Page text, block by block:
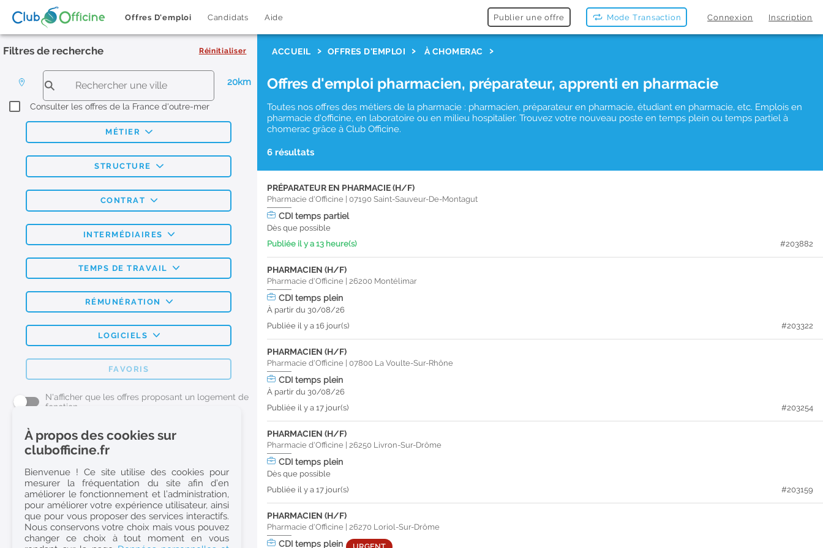
Offres D'emploi Candidats Aide Publier une offre Mode Transaction Connexion Inscription
Filtres de recherche Réinitialiser
20km
Consulter les offres de la France d'outre-mer
MÉTIER
STRUCTURE
CONTRAT
INTERMÉDIAIRES
TEMPS DE TRAVAIL
RÉMUNÉRATION
LOGICIELS
FAVORIS
N'afficher que les offres proposant un logement de
fonction
L'emploi Pharmacie par métier
Pharmacien (H/F)
Préparateur en Pharmacie (H/F)
Etudiant en Pharmacie (H/F)
Etudiant en Pharmacie 6e année validée (H/F)
Conseiller Dermo Cosmetique - Esthéticienne (H/F)
ACCUEIL OFFRES D'EMPLOI À CHOMERAC
Offres d'emploi pharmacien, préparateur, apprenti en pharmacie
Toutes nos offres des métiers de la pharmacie : pharmacien, préparateur en pharmacie, étudiant en pharmacie, etc. Emplois en
pharmacie d'officine, en laboratoire ou en milieu hospitalier. Trouvez votre nouveau poste en temps plein ou temps partiel à
chomerac grâce à Club Officine.
6 résultats
PRÉPARATEUR EN PHARMACIE (H/F)
Pharmacie d'Officine |07190Saint-Sauveur-De-Montagut
CDItemps partiel
Dès que possible
Publiée il y a 13 heure(s)
#203882
PHARMACIEN (H/F)
Pharmacie d'Officine |26200 Montélimar
CDItemps plein
À partir du 30/08/26
Publiée il y a 16 jour(s)
#203322
PHARMACIEN (H/F)
Pharmacie d'Officine |07800 La Voulte-Sur-Rhône
CDItemps plein
À partir du 30/08/26
Publiée il y a 17 jour(s)
#203254
PHARMACIEN (H/F)
Pharmacie d'Officine |26250 Livron-Sur-Drôme
CDItemps plein
Dès que possible
Publiée il y a 17 jour(s)
#203159
PHARMACIEN (H/F)
Pharmacie d'Officine |26270 Loriol-Sur-Drôme
CDItemps plein
À propos des cookies sur
clubofficine.fr
Bienvenue ! Ce site utilise des cookies pour
mesurer la fréquentation du site afin d’en
améliorer le fonctionnement et l’administration,
pour améliorer votre expérience utilisateur, ainsi
que pour vous proposer des services interactifs.
Nous conservons votre choix mais vous pouvez
changer ce choix à tout moment en vous